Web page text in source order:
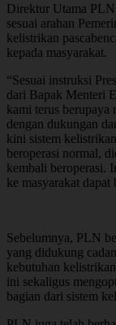
Direktur Utama
sesuai arahan
kelistrikan
kepada masyarakat.
“Sesuai instruksi
dari Bapak Menteri
kami terus berupaya
dengan dukungan
kini sistem
beroperasi normal,
kembali beroperasi.
ke masyarakat
Sebelumnya, PLN
yang didukung
kebutuhan
ini sekaligus
bagian dari sistem